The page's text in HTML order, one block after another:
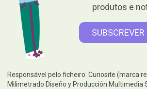
produtos e
Responsável pelo ficheiro: Curiosite (marca
Milimetrado Diseño y Producción Multimedia